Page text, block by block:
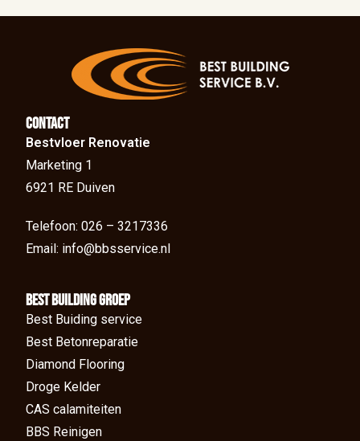
Contact
Bestvloer Renovatie
Marketing 1
6921 RE Duiven
Telefoon: 026 – 3217336
Email: info@bbsservice.nl
BEst Building groep
Best Buiding service
Best Betonreparatie
Diamond Flooring
Droge Kelder
CAS calamiteiten
BBS Reinigen